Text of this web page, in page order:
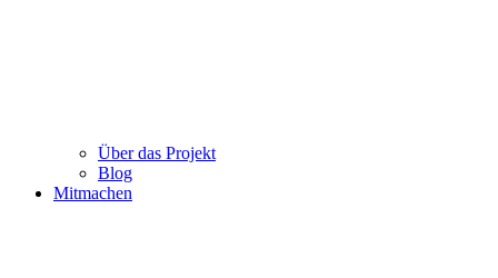
Über das Projekt
Blog
Mitmachen